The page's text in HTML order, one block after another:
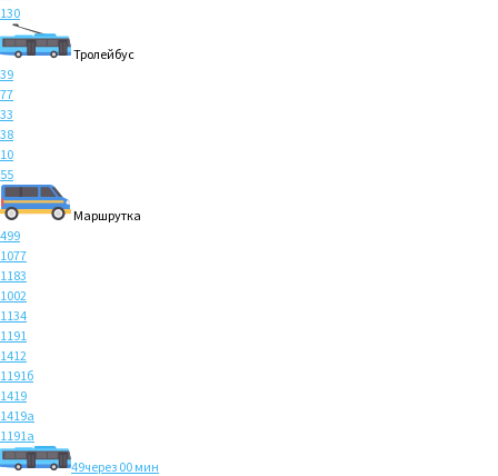
130
Тролейбус
39
77
33
38
10
55
Маршрутка
499
1077
1183
1002
1134
1191
1412
1191б
1419
1419а
1191а
49через 00 мин